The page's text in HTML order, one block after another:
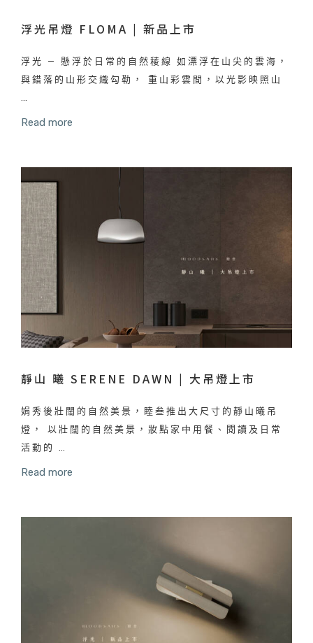
浮光吊燈 FLOMA | 新品上市
浮光 — 懸浮於日常的自然稜線 如漂浮在山尖的雲海，
與錯落的山形交織勾勒， 重山彩雲間，以光影映照山
Read more
靜山 曦 SERENE DAWN | 大吊燈上市
娟秀後壯闊的自然美景，睦叁推出大尺寸的靜山曦吊
燈， 以壯闊的自然美景，妝點家中用餐、閱讀及日常
活動的 …
Read more